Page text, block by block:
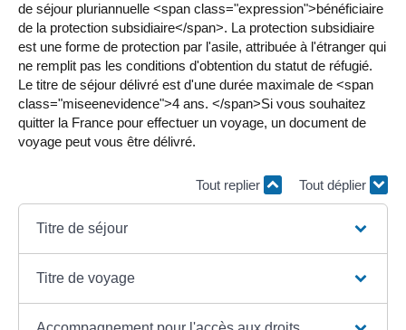
de séjour pluriannuelle <span class="expression">bénéficiaire
de la protection subsidiaire</span>. La protection subsidiaire
est une forme de protection par l'asile, attribuée à l'étranger qui
ne remplit pas les conditions d'obtention du statut de réfugié.
Le titre de séjour délivré est d'une durée maximale de <span
class="miseenevidence">4 ans. </span>Si vous souhaitez
quitter la France pour effectuer un voyage, un document de
voyage peut vous être délivré.
Tout replier Tout déplier
Titre de séjour
Titre de voyage